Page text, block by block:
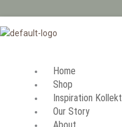
Home
Shop
Inspiration
Our Story